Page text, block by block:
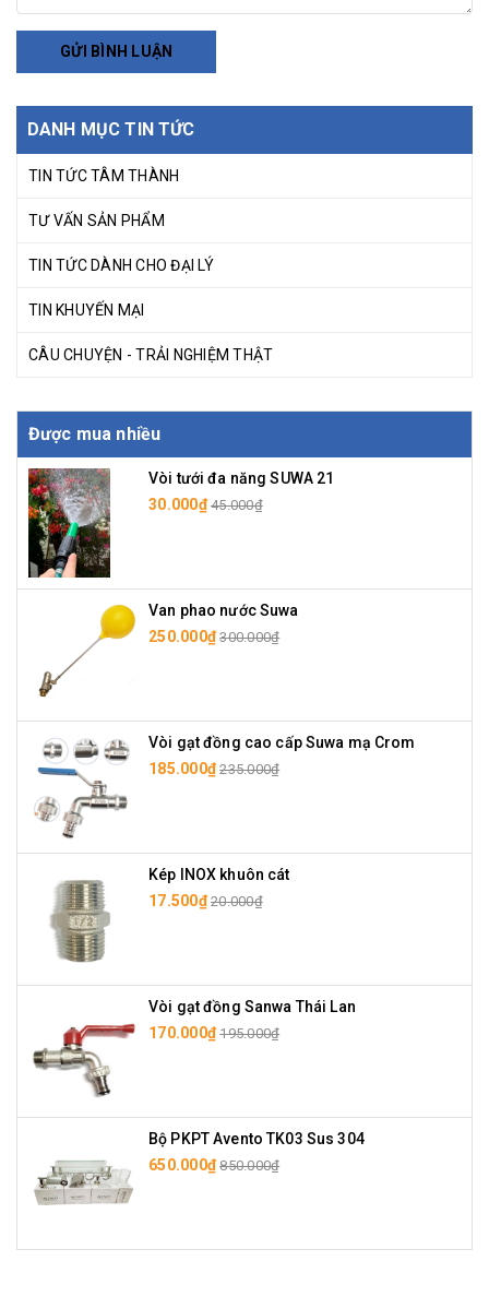
GỬI BÌNH LUẬN
DANH MỤC TIN TỨC
TIN TỨC TÂM THÀNH
TƯ VẤN SẢN PHẨM
TIN TỨC DÀNH CHO ĐẠI LÝ
TIN KHUYẾN MẠI
CÂU CHUYỆN - TRẢI NGHIỆM THẬT
Được mua nhiều
Vòi tưới đa năng SUWA 21
30.000₫ 45.000₫
Van phao nước Suwa
250.000₫ 300.000₫
Vòi gạt đồng cao cấp Suwa mạ Crom
185.000₫ 235.000₫
Kép INOX khuôn cát
17.500₫ 20.000₫
Vòi gạt đồng Sanwa Thái Lan
170.000₫ 195.000₫
Bộ PKPT Avento TK03 Sus 304
650.000₫ 850.000₫